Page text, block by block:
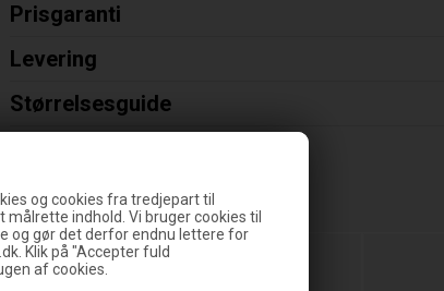
og cookies fra tredjepart til
indhold. Vi bruger cookies til
og gør det derfor endnu lettere for
Klik på "Accepter fuld
af cookies.
Prisgaranti
Levering
Størrelsesguide